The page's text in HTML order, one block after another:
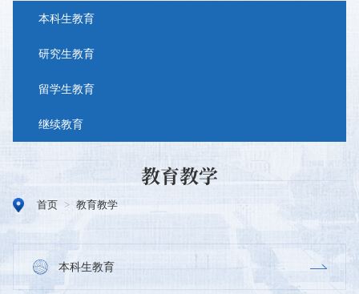
本科生教育
研究生教育
留学生教育
继续教育
教育教学
首页 > 教育教学
本科生教育